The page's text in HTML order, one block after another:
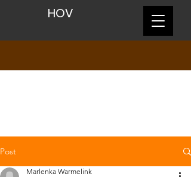
HOV
Post
Marlenka Warmelink